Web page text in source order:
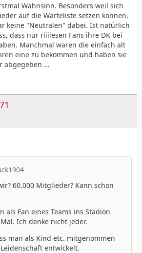
Wahnsinn. Besonders weil sich
auf die Warteliste setzen können.
keine "Neutralen" dabei. Ist natürlich
dass nur riiiiesen Fans ihre DK bei
Manchmal waren die einfach alt
eine zu bekommen und haben sie
abgegeben ...
60.000 Mitglieder? Kann schon
als Fan eines Teams ins Stadion
Ich denke nicht jeder.
man als Kind etc. mitgenommen
entwickelt.